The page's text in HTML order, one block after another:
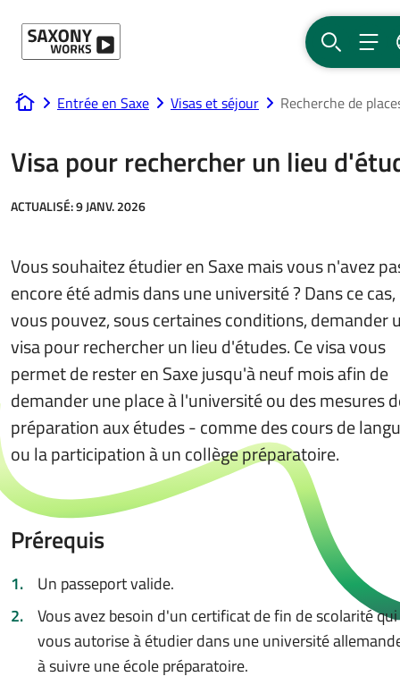
www.saxony-works.com
Entrée en Saxe Visas et séjour Recherche de
Visa pour rechercher un lieu
ACTUALISÉ:9 JANV. 2026
Vous souhaitez étudier en Saxe mais vous n'avez
encore été admis dans une université ? Dans ce cas,
vous pouvez, sous certaines conditions, demander
visa pour rechercher un lieu d'études. Ce visa vous
permet de rester en Saxe jusqu'à neuf mois afin de
demander une place à l'université ou des mesures
préparation aux études - comme des cours de
ou la participation à un collège préparatoire.
Prérequis
Un passeport valide.
Vous avez besoin d'un certificat de fin de scolarité qui
vous autorise à étudier dans une université
à suivre une école préparatoire.